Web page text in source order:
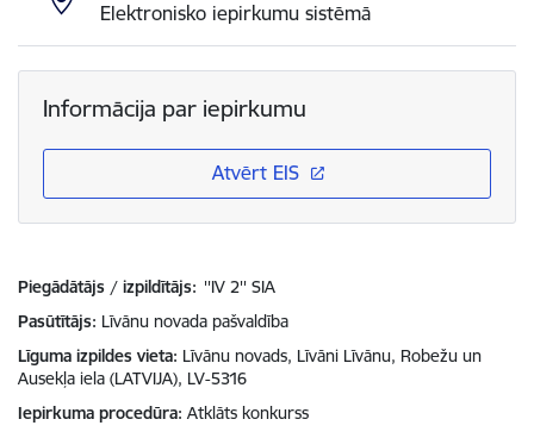
Elektronisko iepirkumu sistēmā
Informācija par iepirkumu
Atvērt EIS
Piegādātājs / izpildītājs: ''IV 2'' SIA
Pasūtītājs Līvānu novada pašvaldība
Līguma izpildes vieta Līvānu novads, Līvāni Līvānu, Robežu un
Ausekļa iela (LATVIJA), LV-5316
Iepirkuma procedūra Atklāts konkurss